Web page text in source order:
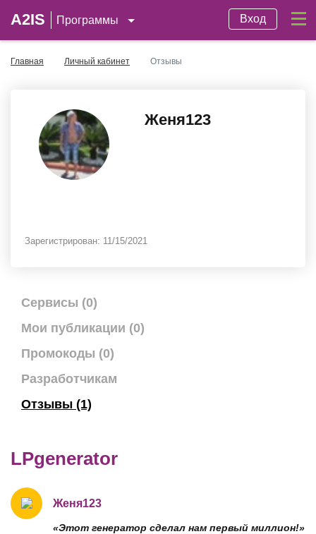
A2IS Программы Вход
Главная Личный кабинет Отзывы
Женя123
Зарегистрирован: 11/15/2021
Сервисы (0)
Мои публикации (0)
Промокоды (0)
Разработчикам
Отзывы (1)
LPgenerator
Женя123
«Этот генератор сделал нам первый миллион!»